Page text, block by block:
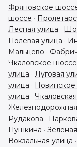
Фряновское
шоссе ·
Лесная улица ·
Полевая улица ·
Мальцево ·
Чкаловское шоссе
улица · Луговая
улица ·
улица ·
Рудакова ·
Пушкина ·
Вокзальная улица ·